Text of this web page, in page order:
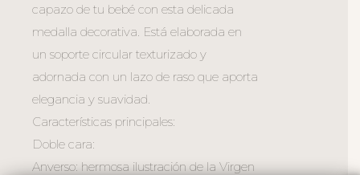
capazo de tu bebé con esta delicada
medalla decorativa. Está elaborada en
un soporte circular texturizado y
adornada con un lazo de raso que aporta
elegancia y suavidad.
Características principales:
Doble cara:
Anverso: hermosa ilustración de la Virgen